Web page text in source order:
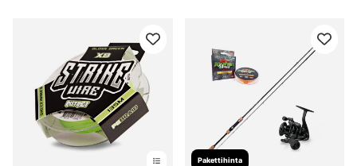
Pakettihinta